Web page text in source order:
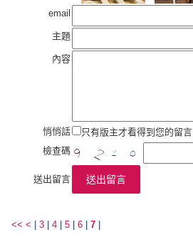
email
主題
內容
悄悄話
只有版主才看得到您的留言
檢查碼
送出留言 送出留言
<< < 3 4 5 6 7